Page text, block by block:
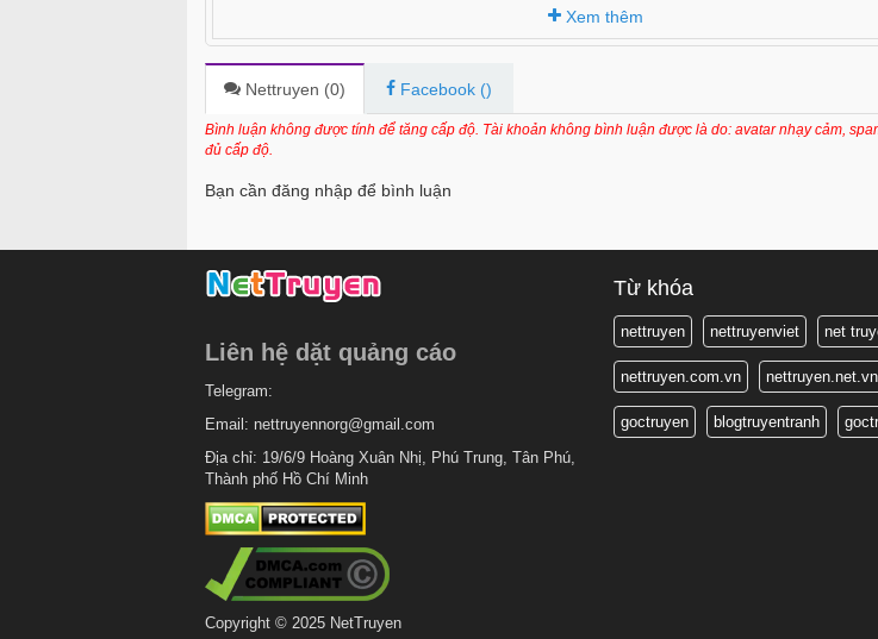
Chapter 9.2 6 tháng trước
Chapter 9.1
Chapter 8.2 6 tháng trước
Chapter 6.1 6 tháng trước
6 tháng trước
Chapter 5.1 6 tháng trước
Chapter 4 6 tháng trước
6 tháng trước
Chapter 3.2
Chapter 3.1
Chapter 2
Chapter 1
Xem thêm
Nettruyen (0) Facebook ()
Bình luận không được tính để tăng cấp độ. Tài khoản không bình luận được là do: avatar nhạy cảm,
đủ cấp độ.
Bạn cần đăng nhập để bình luận
Liên hệ dặt quảng cáo
Telegram:
Email: nettruyennorg@gmail.com
Địa chỉ: 19/6/9 Hoàng Xuân Nhị, Phú Trung, Tân Phú,
Thành phố Hồ Chí Minh
Copyright © 2025 NetTruyen
Từ khóa
nettruyen nettruyenviet net
nettruyen.com.vn nettruyen.net.vn
goctruyen blogtruyentranh